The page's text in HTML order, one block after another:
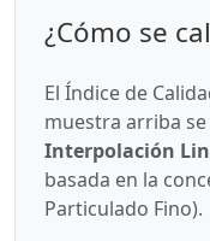
¿Cómo se
El Índice de
muestra arriba
Interpolación
basada en la
Particulado Fino).